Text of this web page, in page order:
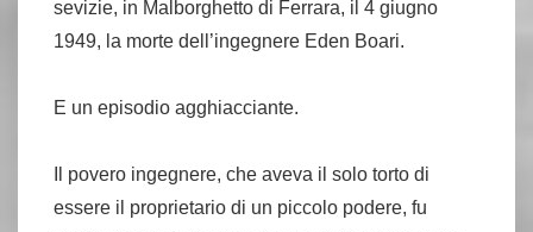
sevizie, in Malborghetto di Ferrara, il 4 giugno
1949, la morte dell’ingegnere Eden Boari.
E un episodio agghiacciante.
Il povero ingegnere, che aveva il solo torto di
essere il proprietario di un piccolo podere, fu